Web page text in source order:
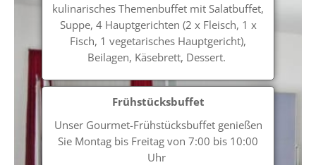
kulinarisches Themenbuffet mit Salatbuffet,
Suppe, 4 Hauptgerichten (2 x Fleisch, 1 x
Fisch, 1 vegetarisches Hauptgericht),
Beilagen, Käsebrett, Dessert.
Frühstücksbuffet
Unser Gourmet-Frühstücksbuffet genießen
Sie Montag bis Freitag von 7:00 bis 10:00
Uhr